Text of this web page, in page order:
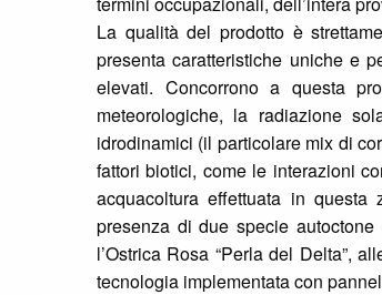
La qualità del prodotto è
presenta caratteristiche uniche e
elevati. Concorrono a questa
meteorologiche, la radiazione
idrodinamici (il particolare mix di
fattori biotici, come le interazioni
acquacoltura effettuata in
presenza di due specie
l’Ostrica Rosa “Perla del Delta”,
tecnologia implementata con